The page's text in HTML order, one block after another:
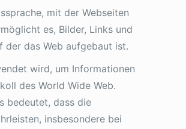
mit der Webseiten
es, Bilder, Links und
der das Web aufgebaut ist.
wird, um Informationen
des World Wide Web.
bedeutet, dass die
insbesondere bei